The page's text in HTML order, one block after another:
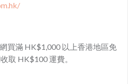
買滿 HK$1,000 以上香港地區免
取 HK$100 運費。